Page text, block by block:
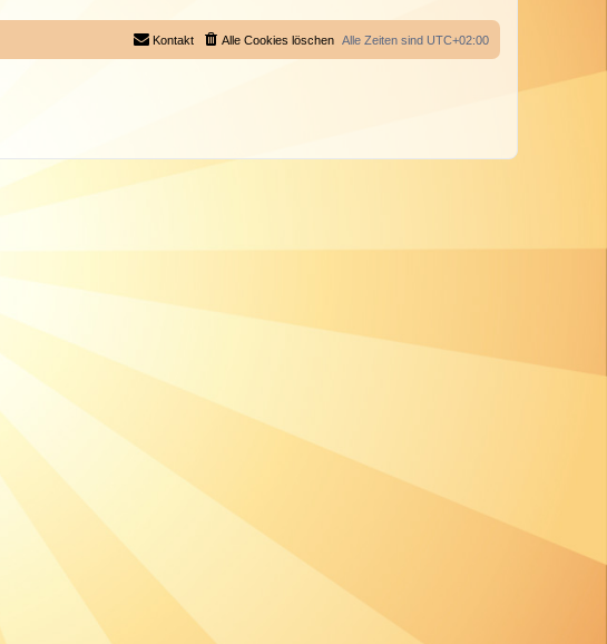
Alle Zeiten sind UTC+02:00
Alle Cookies löschen
Kontakt